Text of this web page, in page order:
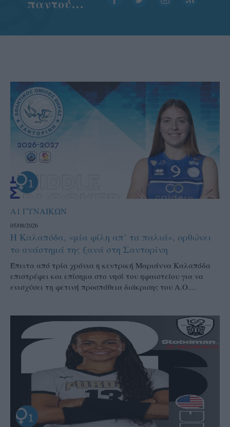
Α1 ΓΥΝΑΙΚΩΝ
05/08/2026
Η Καλαπόδα, «μία φίλη απ’ τα παλιά», ορθώνει
το ανάστημά της ξανά στη Σαντορίνη
Έπειτα από τρία χρόνια η κεντρική Μαριάννα Καλαπόδα
επιστρέφει και επίσημα στο νησί του ηφαιστείου για να
ενισχύσει τη φετινή προσπάθεια διάκρισης του Α.Ο....